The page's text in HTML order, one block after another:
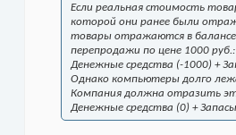
Если реальная стоимость
которой они ранее были
товары отражаются в
перепродажи по цене 1000 руб.:
Денежные средства (-1000) +
Однако компьютеры долго
Компания должна отразить
Денежные средства (0) +